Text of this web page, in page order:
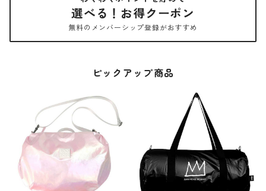
選べる！お得クーポン
無料のメンバーシップ登録がおすすめ
ピックアップ商品